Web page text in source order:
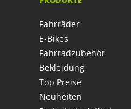
Fahrräder
E-Bikes
Fahrradzubehör
Bekleidung
Top Preise
Neuheiten